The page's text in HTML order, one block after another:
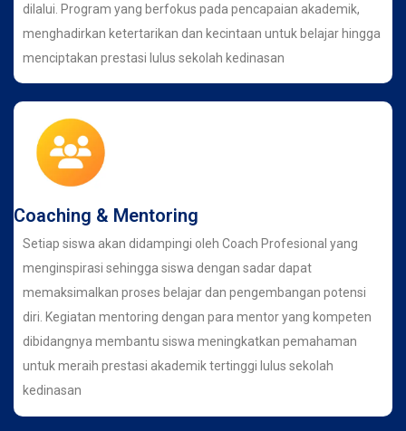
dilalui. Program yang berfokus pada pencapaian akademik,
menghadirkan ketertarikan dan kecintaan untuk belajar hingga
menciptakan prestasi lulus sekolah kedinasan
Coaching & Mentoring
Setiap siswa akan didampingi oleh Coach Profesional yang
menginspirasi sehingga siswa dengan sadar dapat
memaksimalkan proses belajar dan pengembangan potensi
diri. Kegiatan mentoring dengan para mentor yang kompeten
dibidangnya membantu siswa meningkatkan pemahaman
untuk meraih prestasi akademik tertinggi lulus sekolah
kedinasan